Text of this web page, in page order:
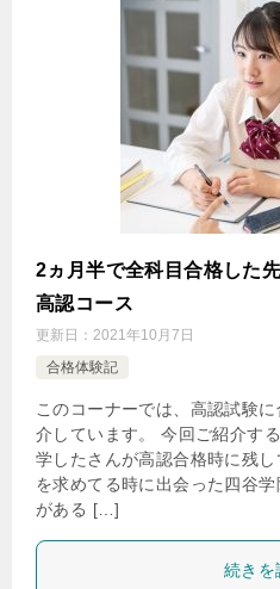
2ヵ月半で全科目合格した
高認コース
更新日： 2021年10月7日
合格体験記
このコーナーでは、高認試験
介しています。 今回ご紹介す
学したさんが高認合格時に残
を求めてる時に出会った四谷
がある […]
続きを